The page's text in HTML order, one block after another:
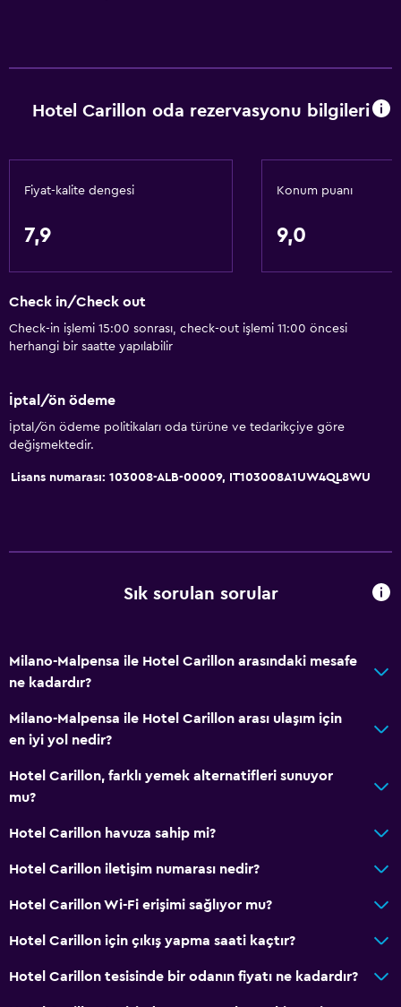
Hotel Carillon oda rezervasyonu bilgileri
Fiyat-kalite dengesi
7,9
Konum puanı
9,0
Check in/Check out
Check-in işlemi 15:00 sonrası, check-out işlemi 11:00 öncesi
herhangi bir saatte yapılabilir
İptal/ön ödeme
İptal/ön ödeme politikaları oda türüne ve tedarikçiye göre
değişmektedir.
Lisans numarası: 103008-ALB-00009, IT103008A1UW4QL8WU
Sık sorulan sorular
Milano-Malpensa ile Hotel Carillon arasındaki mesafe
ne kadardır?
Milano-Malpensa ile Hotel Carillon arası ulaşım için
en iyi yol nedir?
Hotel Carillon, farklı yemek alternatifleri sunuyor
mu?
Hotel Carillon havuza sahip mi?
Hotel Carillon iletişim numarası nedir?
Hotel Carillon Wi-Fi erişimi sağlıyor mu?
Hotel Carillon için çıkış yapma saati kaçtır?
Hotel Carillon tesisinde bir odanın fiyatı ne kadardır?